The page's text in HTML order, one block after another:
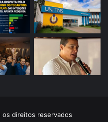
direitos reservados